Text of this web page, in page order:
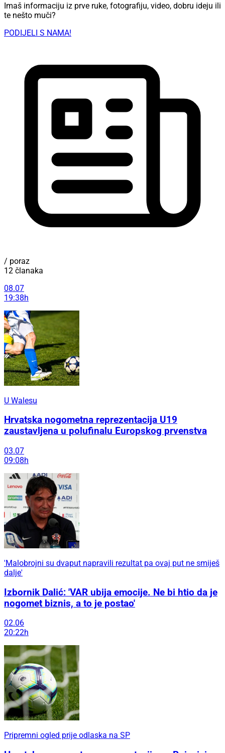
Imaš informaciju iz prve ruke, fotografiju, video, dobru ideju ili
te nešto muči?
PODIJELI S NAMA!
/ poraz
12 članaka
08.07
19:38h
U Walesu
Hrvatska nogometna reprezentacija U19
zaustavljena u polufinalu Europskog prvenstva
03.07
09:08h
'Malobrojni su dvaput napravili rezultat pa ovaj put ne smiješ
dalje'
Izbornik Dalić: 'VAR ubija emocije. Ne bi htio da je
nogomet biznis, a to je postao'
02.06
20:22h
Pripremni ogled prije odlaska na SP